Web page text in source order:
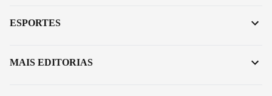
ESPORTES
MAIS EDITORIAS